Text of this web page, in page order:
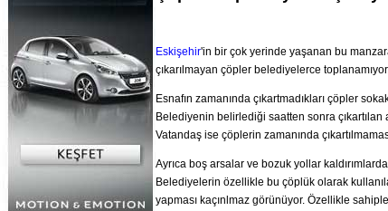
Eskişehir'in bir çok yerinde yaşanan bu
çıkarılmayan çöpler belediyelerce
Esnafın zamanında çıkartmadıkları çöpler
Belediyenin belirlediği saatten sonra çıkartılan
Vatandaş ise çöplerin zamanında
Ayrıca boş arsalar ve bozuk yollar
Belediyelerin özellikle bu çöplük olarak
yapması kaçınlmaz görünüyor. Özellikle